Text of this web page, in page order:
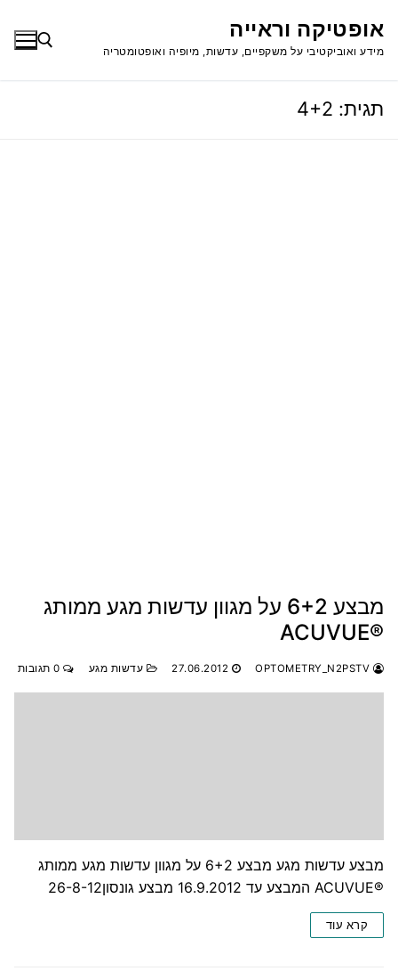
לתוכןאופטיקה וראייה
מידע ואוביקטיבי על משקפיים, עדשות, מיופיה ואופטומטריה
תגית: 4+2
מבצע 6+2 על מגוון עדשות מגע ממותג
®ACUVUE‎
27.06.2012 עדשות מגע
מבצע עדשות מגע מבצע 6+2 על מגוון עדשות מגע ממותג
®ACUVUE‎ המבצע עד 16.9.2012 מבצע גונסון26-8-12
קרא עוד